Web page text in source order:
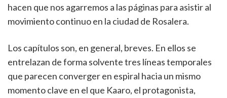
hacen que nos agarremos a las páginas para asistir al
movimiento continuo en la ciudad de Rosalera.
Los capítulos son, en general, breves. En ellos se
entrelazan de forma solvente tres líneas temporales
que parecen converger en espiral hacia un mismo
momento clave en el que Kaaro, el protagonista,